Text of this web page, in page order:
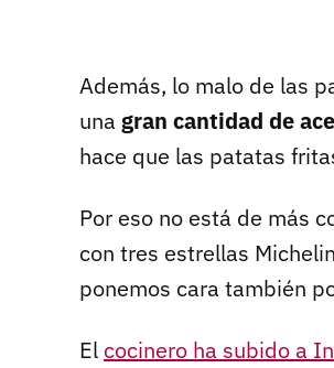
Además, lo malo de las
una gran cantidad de
hace que las patatas
Por eso no está de más
con tres estrellas
ponemos cara también
El cocinero ha subido a